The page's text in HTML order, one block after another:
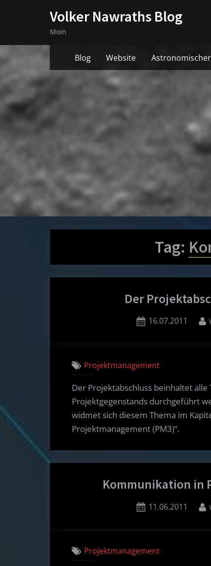
Volker Nawraths Blog
Moin
Blog Website
Tag:
Der
Posted
16.07.2011
Projektmanagement
Der Projektabschluss beinhaltet
Projektgegenstands durchgeführt
widmet sich diesem Thema im
Projektmanagement (PM3)“.
Kommunikation in
Posted
11.06.2011
Projektmanagement